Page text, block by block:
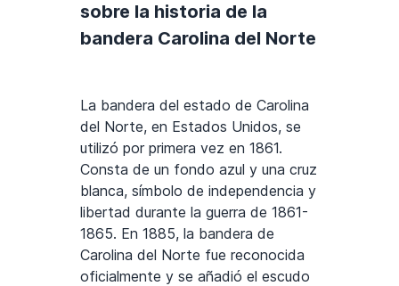
sobre la historia de la
bandera Carolina del Norte
La bandera del estado de Carolina
del Norte, en Estados Unidos, se
utilizó por primera vez en 1861.
Consta de un fondo azul y una cruz
blanca, símbolo de independencia y
libertad durante la guerra de 1861-
1865. En 1885, la bandera de
Carolina del Norte fue reconocida
oficialmente y se añadió el escudo